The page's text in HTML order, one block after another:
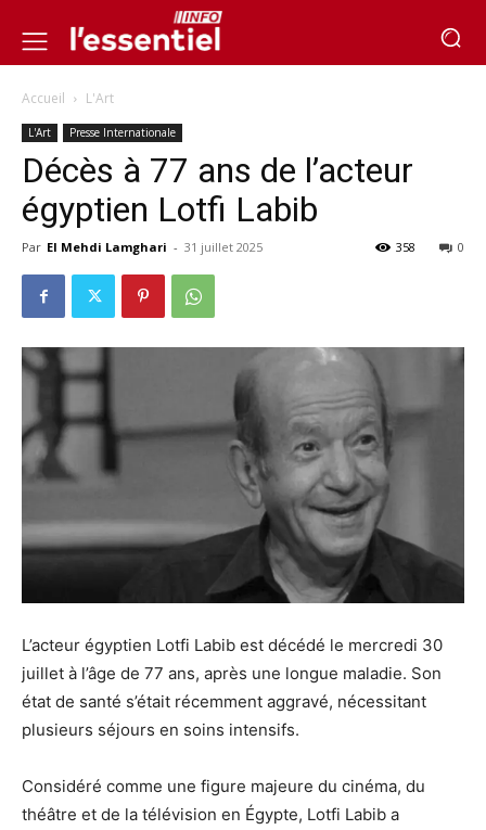
Accueil L'Art
L'Art Presse Internationale
Décès à 77 ans de l’acteur
égyptien Lotfi Labib
Par El Mehdi Lamghari - 31 juillet 2025 0
358
L’acteur égyptien Lotfi Labib est décédé le mercredi 30
juillet à l’âge de 77 ans, après une longue maladie. Son
état de santé s’était récemment aggravé, nécessitant
plusieurs séjours en soins intensifs.
Considéré comme une figure majeure du cinéma, du
théâtre et de la télévision en Égypte, Lotfi Labib a